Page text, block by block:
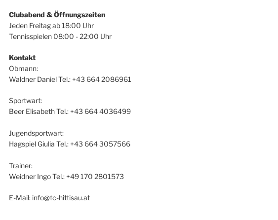
Clubabend & Öffnungszeiten
Jeden Freitag ab 18:00 Uhr
Tennisspielen 08:00 - 22:00 Uhr
Kontakt
Obmann:
Waldner Daniel Tel.: +43 664 2086961
Sportwart:
Beer Elisabeth Tel.: +43 664 4036499
Jugendsportwart:
Hagspiel Giulia Tel.: +43 664 3057566
Trainer:
Weidner Ingo Tel.: +49 170 2801573
E-Mail: info@tc-hittisau.at